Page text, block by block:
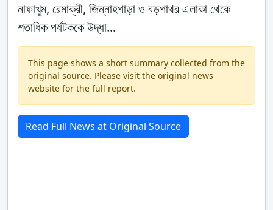
নাফাখুম, রেমাক্রী, জিন্নাহপাড়া ও বড়পাথর এলাকা থেকে
শতাধিক পর্যটককে উদ্ধা...
This page shows a short summary collected from the
original source. Please visit the original news
website for the full report.
Read Full News at Original Source